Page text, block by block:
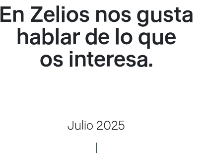
En Zelios nos gusta
hablar de lo que
os interesa.
Julio 2025